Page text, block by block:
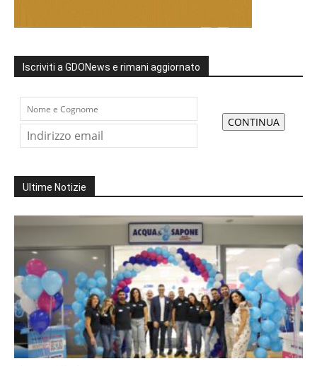
Iscriviti a GDONews e rimani aggiornato
Ultime Notizie